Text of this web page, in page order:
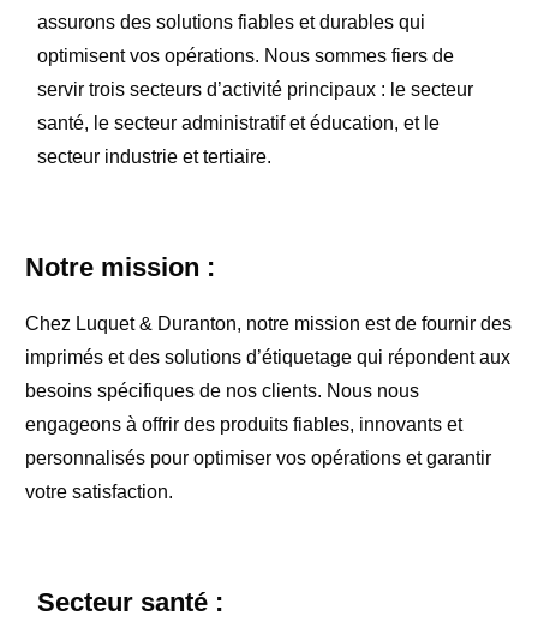
assurons des solutions fiables et durables qui
optimisent vos opérations. Nous sommes fiers de
servir trois secteurs d’activité principaux : le secteur
santé, le secteur administratif et éducation, et le
secteur industrie et tertiaire.
Notre mission :
Chez Luquet & Duranton, notre mission est de fournir des
imprimés et des solutions d’étiquetage qui répondent aux
besoins spécifiques de nos clients. Nous nous
engageons à offrir des produits fiables, innovants et
personnalisés pour optimiser vos opérations et garantir
votre satisfaction.
Secteur santé :